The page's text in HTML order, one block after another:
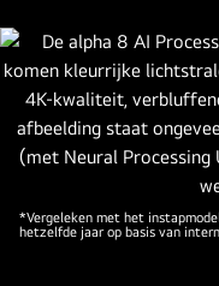
opnieuw
gedefinieerd,
nieuwe
ervaring
begint.
*Vergeleken met het
hetzelfde jaar op basis van